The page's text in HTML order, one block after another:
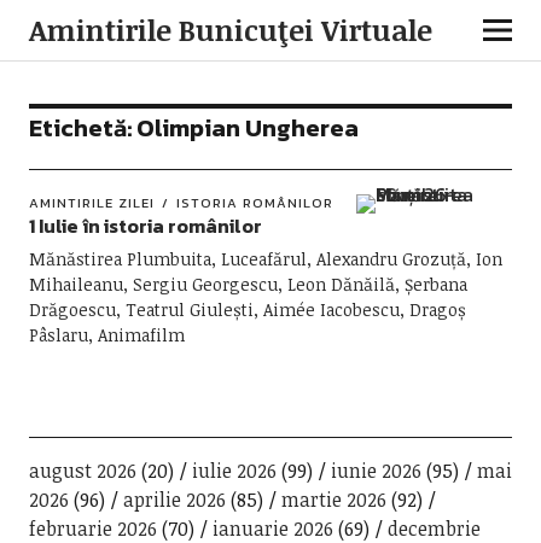
Amintirile Bunicuţei Virtuale
Etichetă:Olimpian Ungherea
AMINTIRILE ZILEI ISTORIA ROMÂNILOR
1 Iulie în istoria românilor
Mănăstirea Plumbuita, Luceafărul, Alexandru Grozuță, Ion
Mihaileanu, Sergiu Georgescu, Leon Dănăilă, Șerbana
Drăgoescu, Teatrul Giulești, Aimée Iacobescu, Dragoș
Pâslaru, Animafilm
august 2026 (20) iulie 2026 (99) iunie 2026 (95)
mai
2026 (96) aprilie 2026 (85) martie 2026 (92)
februarie 2026 (70) ianuarie 2026 (69)
decembrie